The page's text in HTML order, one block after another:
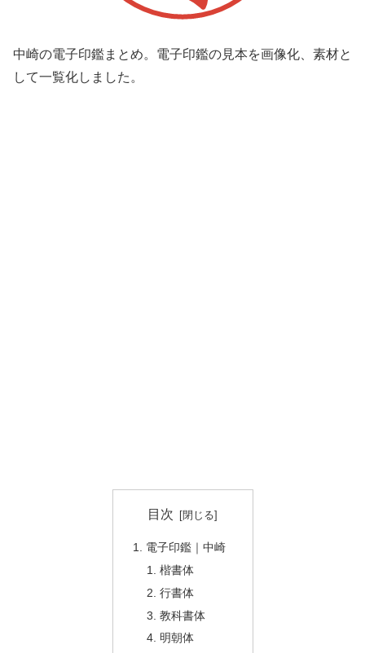
中崎の電子印鑑まとめ。電子印鑑の見本を画像化、素材と
して一覧化しました。
目次
電子印鑑｜中崎
楷書体
行書体
教科書体
明朝体